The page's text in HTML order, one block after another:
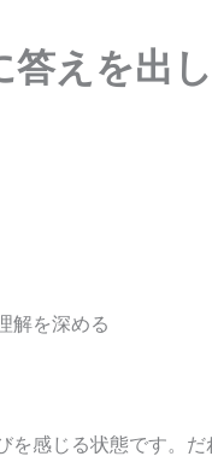
答えを出
解を深める
を感じる状態です。